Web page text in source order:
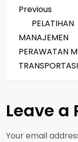
P
o
s
n
a
Previous
Post
Previous
PELATIHAN
MANAJEMEN
PERAWATAN
TRANSPORTASI
Leave a
Your email